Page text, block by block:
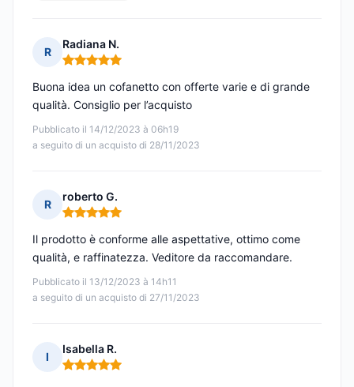
R
Radiana N.
Nota: 5 su 5
Pubblicato il 14/12/2023 à 06h19
a seguito di un acquisto di 28/11/2023
Buona idea un cofanetto con offerte varie e di grande
qualità. Consiglio per l’acquisto
R
roberto G.
Nota: 5 su 5
Pubblicato il 13/12/2023 à 14h11
a seguito di un acquisto di 27/11/2023
Il prodotto è conforme alle aspettative, ottimo come
qualità, e raffinatezza. Veditore da raccomandare.
I
Isabella R.
Nota: 5 su 5